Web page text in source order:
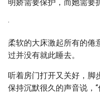
明娇需要保护，而她需要
·
柔软的大床激起所有的倦
过并没有就此睡去。
听着房门打开又关好，脚
保持沉默很久的声音说，